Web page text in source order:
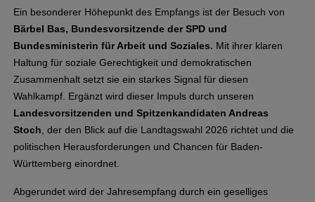
Ein besonderer Höhepunkt des Empfangs ist der Besuch von
Bärbel Bas, Bundesvorsitzende der SPD und
Bundesministerin für Arbeit und Soziales. Mit ihrer klaren
Haltung für soziale Gerechtigkeit und demokratischen
Zusammenhalt setzt sie ein starkes Signal für diesen
Wahlkampf. Ergänzt wird dieser Impuls durch unseren
Landesvorsitzenden und Spitzenkandidaten Andreas
Stoch, der den Blick auf die Landtagswahl 2026 richtet und die
politischen Herausforderungen und Chancen für Baden-
Württemberg einordnet.
Abgerundet wird der Jahresempfang durch ein geselliges